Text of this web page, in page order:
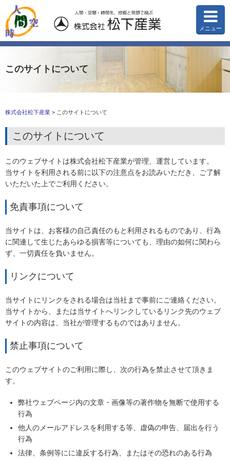
メニュー
このサイトについて
株式会社松下産業 > このサイトについて
このサイトについて
このウェブサイトは株式会社松下産業が管理、運営しています。
当サイトを利用される前に以下の注意点をお読みいただき、ご了解
いただいた上でご利用ください。
免責事項について
当サイトは、お客様の自己責任のもと利用されるものであり、行為
に関連して生じたあらゆる損害等についても、理由の如何に関わら
ず、一切責任を負いません。
リンクについて
当サイトにリンクをされる場合は当社まで事前にご連絡ください。
当サイトから、または当サイトへリンクしているリンク先のウェブ
サイトの内容は、当社が管理するものではありません。
禁止事項について
このウェブサイトのご利用に際し、次の行為を禁止させて頂きま
す。
弊社ウェブページ内の文章・画像等の著作物を無断で使用する
行為
他人のメールアドレスを利用する等、虚偽の申告、届出を行う
行為
法律、条例等にに違反する行為、またはその恐れのある行為